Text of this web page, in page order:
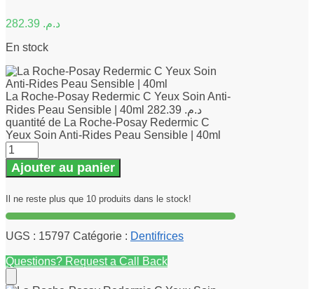
د.م.
En stock
La Roche-Posay Redermic C Yeux Soin Anti-
Rides Peau Sensible | 40ml
د.م.
quantité de La Roche-Posay Redermic C
Yeux Soin Anti-Rides Peau Sensible | 40ml
Ajouter au panier
Il ne reste plus que 10 produits dans le stock!
UGS : 15797 Catégorie : Dentifrices
Questions? Request a Call Back